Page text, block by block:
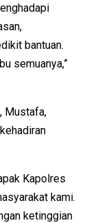
bantuan.
semuanya,”
Mustafa,
Kapolres
kami.
ketinggian